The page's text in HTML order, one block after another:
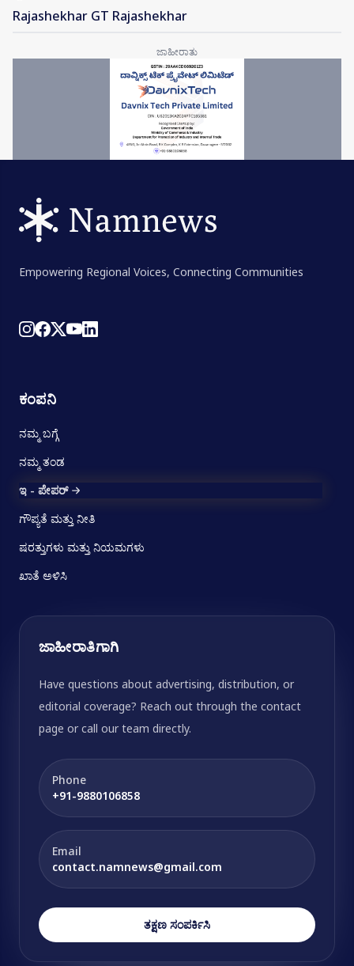
Rajashekhar GT Rajashekhar
Empowering Regional Voices, Connecting Communities
ಕಂಪನಿ
ನಮ್ಮ ಬಗ್ಗೆ
ನಮ್ಮ ತಂಡ
ಇ - ಪೇಪರ್
ಗೌಪ್ಯತೆ ಮತ್ತು ನೀತಿ
ಷರತ್ತುಗಳು ಮತ್ತು ನಿಯಮಗಳು
ಖಾತೆ ಅಳಿಸಿ
ಜಾಹೀರಾತಿಗಾಗಿ
Have questions about advertising, distribution, or
editorial coverage? Reach out through the contact
page or call our team directly.
Phone
+91-9880106858
Email
contact.namnews@gmail.com
ತಕ್ಷಣ ಸಂಪರ್ಕಿಸಿ